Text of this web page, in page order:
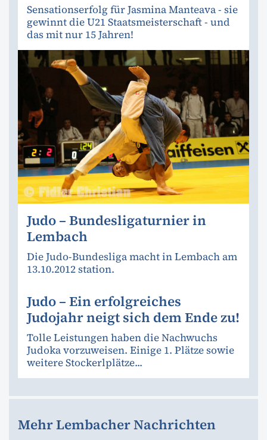
Sensationserfolg für Jasmina Manteava - sie
gewinnt die U21 Staatsmeisterschaft - und
das mit nur 15 Jahren!
Judo – Bundesligaturnier in
Lembach
Die Judo-Bundesliga macht in Lembach am
13.10.2012 station.
Judo – Ein erfolgreiches
Judojahr neigt sich dem Ende zu!
Tolle Leistungen haben die Nachwuchs
Judoka vorzuweisen. Einige 1. Plätze sowie
weitere Stockerlplätze...
Mehr Lembacher Nachrichten